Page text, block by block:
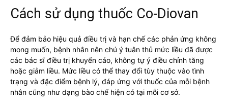
Cách sử dụng thuốc Co-Diovan
Để đảm bảo hiệu quả điều trị và hạn chế các phản ứng không
mong muốn, bệnh nhân nên chú ý tuân thủ mức liều đã được
các bác sĩ điều trị khuyến cáo, không tự ý điều chỉnh tăng
hoặc giảm liều. Mức liều có thể thay đổi tùy thuộc vào tình
trạng và đặc điểm bệnh lý, đáp ứng với thuốc của mỗi bệnh
nhân cũng như dạng bào chế hiện có tại mỗi cơ sở.